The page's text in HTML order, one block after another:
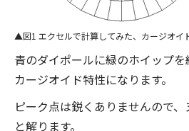
図1 エクセルで計算してみた、カージオイ
青のダイポールに緑のホイップ
カージオイド特性になります。
ピーク点は鋭くありませんので
と解ります。